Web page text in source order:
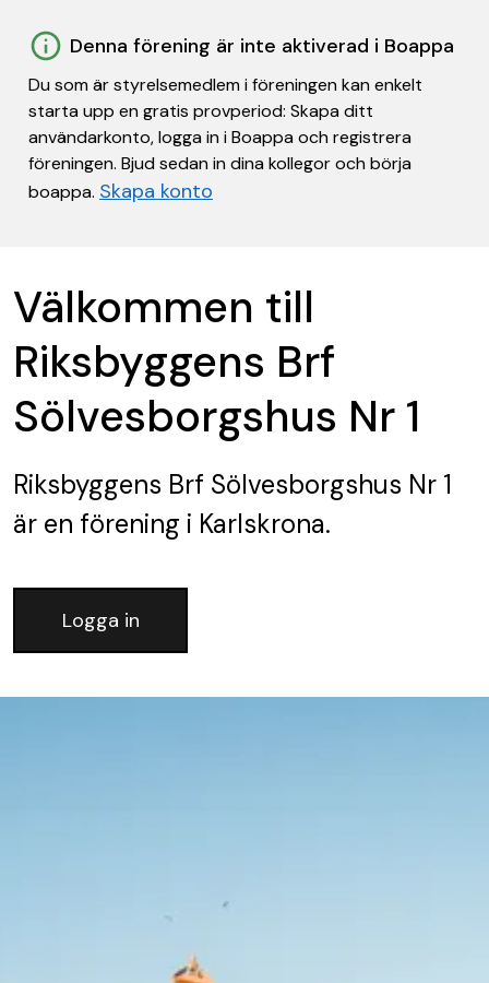
Denna förening är inte aktiverad i Boappa
Du som är styrelsemedlem i föreningen kan enkelt
starta upp en gratis provperiod: Skapa ditt
användarkonto, logga in i Boappa och registrera
föreningen. Bjud sedan in dina kollegor och börja
boappa. Skapa konto
Välkommen till
Riksbyggens Brf
Sölvesborgshus Nr 1
Riksbyggens Brf Sölvesborgshus Nr 1
är en förening i Karlskrona.
Logga in